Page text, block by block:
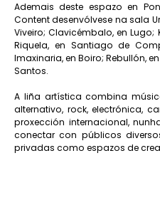
Ademais deste espazo en
Content desenvólvese na sala
Viveiro; Clavicémbalo, en Lugo;
Riquela, en Santiago de
Imaxinaria, en Boiro; Rebullón,
Santos.
A liña artística combina
alternativo, rock, electrónica,
proxección internacional,
conectar con públicos
privadas como espazos de